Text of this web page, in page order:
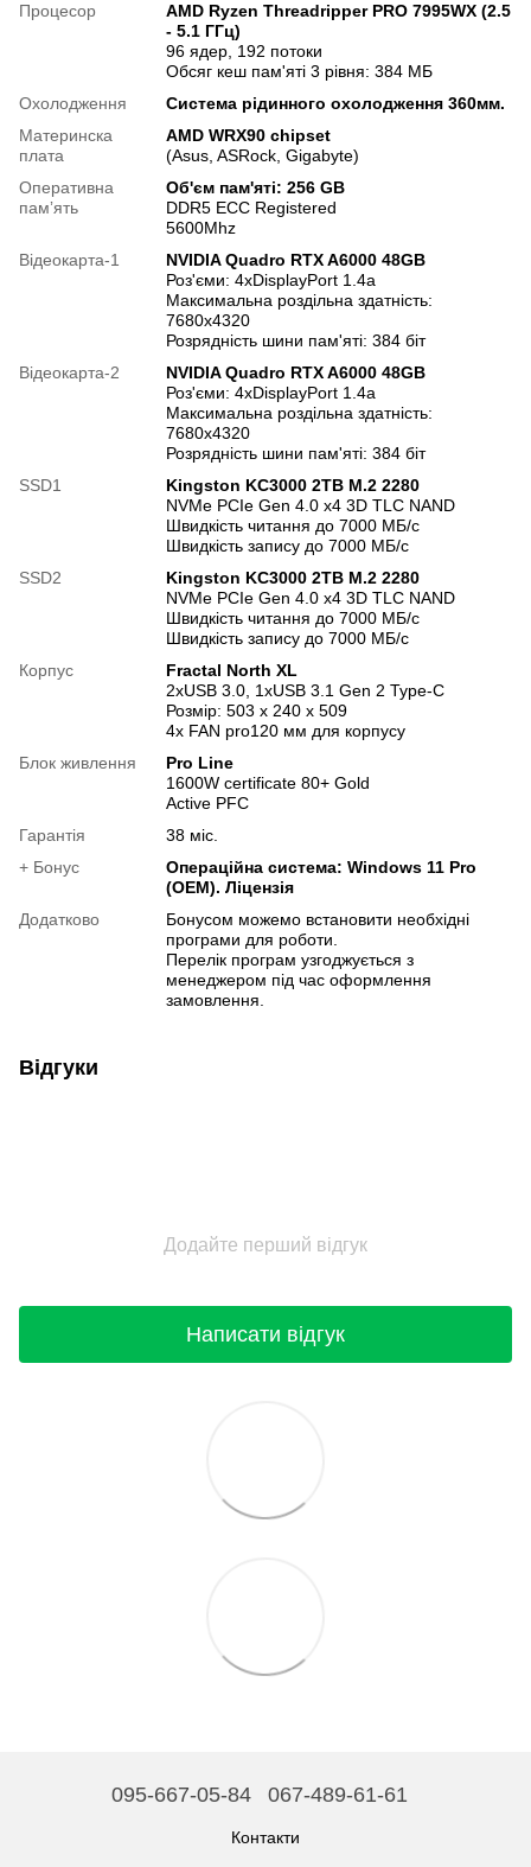
Процесор
AMD Ryzen Threadripper PRO 7995WX (2.5
- 5.1 ГГц)
96 ядер, 192 потоки
Обсяг кеш пам'яті 3 рівня: 384 МБ
Охолодження
Система рідинного охолодження 360мм.
Материнска
плата
AMD WRX90 chipset
(Asus, ASRock, Gigabyte)
Оперативна
памʼять
Об'єм пам'яті: 256 GB
DDR5 ECC Registered
5600Mhz
Відеокарта-1
NVIDIA Quadro RTX A6000 48GB
Роз'єми: 4xDisplayPort 1.4a
Максимальна роздільна здатність:
7680x4320
Розрядність шини пам'яті: 384 біт
Відеокарта-2
NVIDIA Quadro RTX A6000 48GB
Роз'єми: 4xDisplayPort 1.4a
Максимальна роздільна здатність:
7680x4320
Розрядність шини пам'яті: 384 біт
SSD1
Kingston KC3000 2TB M.2 2280
NVMe PCIe Gen 4.0 x4 3D TLC NAND
Швидкість читання до 7000 МБ/с
Швидкість запису до 7000 МБ/с
SSD2
Kingston KC3000 2TB M.2 2280
NVMe PCIe Gen 4.0 x4 3D TLC NAND
Швидкість читання до 7000 МБ/с
Швидкість запису до 7000 МБ/с
Корпус
Fractal North XL
2хUSB 3.0, 1хUSB 3.1 Gen 2 Type-C
Розмір: 503 x 240 x 509
4x FAN pro120 мм для корпусу
Блок живлення
Pro Line
1600W certificate 80+ Gold
Active PFC
Гарантія
38 міс.
+ Бонус
Операційна система: Windows 11 Pro
(OEM). Ліцензія
Додатково
Бонусом можемо встановити необхідні
програми для роботи.
Перелік програм узгоджується з
менеджером під час оформлення
замовлення.
Відгуки
Додайте перший відгук
Написати відгук
095-667-05-84 067-489-61-61
Контакти